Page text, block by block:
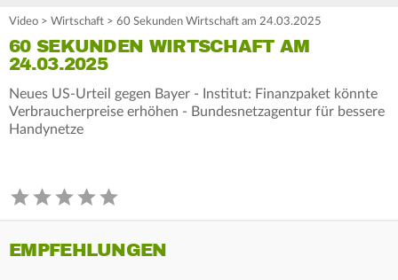
Video > Wirtschaft > 60 Sekunden Wirtschaft am 24.03.2025
60 SEKUNDEN WIRTSCHAFT AM
24.03.2025
Neues US-Urteil gegen Bayer - Institut: Finanzpaket könnte
Verbraucherpreise erhöhen - Bundesnetzagentur für bessere
Handynetze
EMPFEHLUNGEN